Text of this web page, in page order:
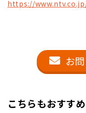
https://
お
こちらもおすすめ